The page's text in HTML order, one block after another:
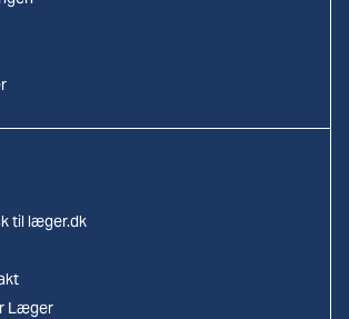
til læger.dk
Læger